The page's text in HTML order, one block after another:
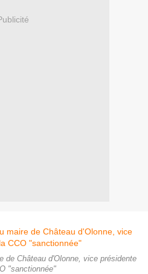
de Château d'Olonne, vice présidente
"sanctionnée"